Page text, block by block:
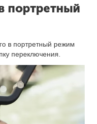
портретный
в портретный режим
переключения.